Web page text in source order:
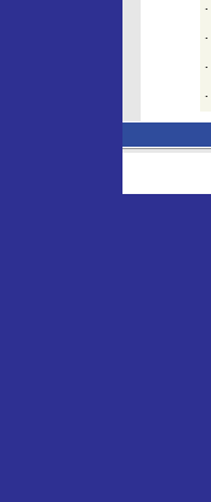
·
·
·
·